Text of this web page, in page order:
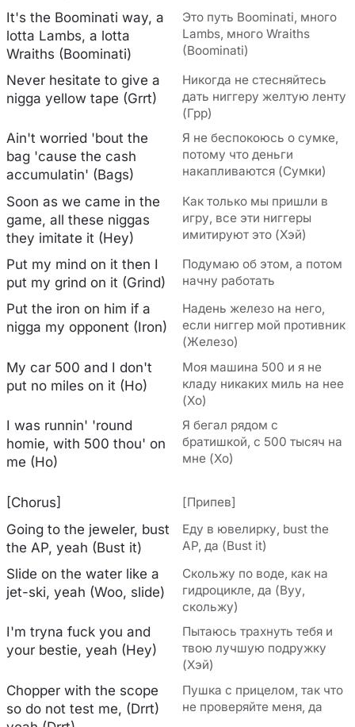
It's the Boominati way, a
lotta Lambs, a lotta
Wraiths (Boominati)
Это путь Boominati, много
Lambs, много Wraiths
(Boominati)
Never hesitate to give a
nigga yellow tape (Grrt)
Никогда не стесняйтесь
дать ниггеру желтую ленту
(Грр)
Ain't worried 'bout the
bag 'cause the cash
accumulatin' (Bags)
Я не беспокоюсь о сумке,
потому что деньги
накапливаются (Сумки)
Soon as we came in the
game, all these niggas
they imitate it (Hey)
Как только мы пришли в
игру, все эти ниггеры
имитируют это (Хэй)
Put my mind on it then I
put my grind on it (Grind)
Подумаю об этом, а потом
начну работать
Put the iron on him if a
nigga my opponent (Iron)
Надень железо на него,
если ниггер мой противник
(Железо)
My car 500 and I don't
put no miles on it (Ho)
Моя машина 500 и я не
кладу никаких миль на нее
(Хо)
I was runnin' 'round
homie, with 500 thou' on
me (Ho)
Я бегал рядом с
братишкой, с 500 тысяч на
мне (Хо)
[Chorus] [Припев]
Going to the jeweler, bust
the AP, yeah (Bust it)
Еду в ювелирку, bust the
AP, да (Bust it)
Slide on the water like a
jet-ski, yeah (Woo, slide)
Скольжу по воде, как на
гидроцикле, да (Вуу,
скольжу)
I'm tryna fuck you and
your bestie, yeah (Hey)
Пытаюсь трахнуть тебя и
твою лучшую подружку
(Хэй)
Chopper with the scope
so do not test me, (Drrt)
Пушка с прицелом, так что
не проверяйте меня, да